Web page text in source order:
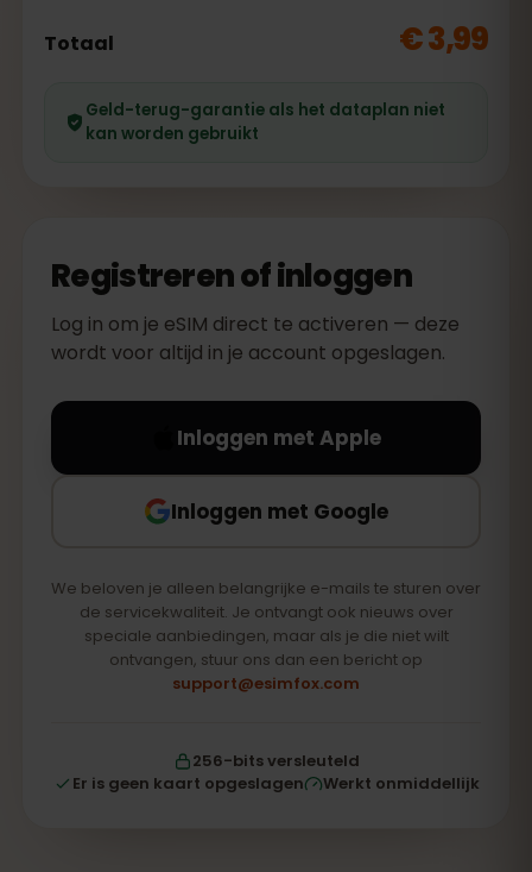
Totaal € 3,99
Geld-terug-garantie als het dataplan niet
kan worden gebruikt
Registreren of inloggen
Log in om je eSIM direct te activeren — deze
wordt voor altijd in je account opgeslagen.
Inloggen met Apple
Inloggen met Google
We beloven je alleen belangrijke e-mails te sturen over
de servicekwaliteit. Je ontvangt ook nieuws over
speciale aanbiedingen, maar als je die niet wilt
ontvangen, stuur ons dan een bericht op
support@esimfox.com
256-bits versleuteld
Er is geen kaart opgeslagen
Werkt onmiddellijk